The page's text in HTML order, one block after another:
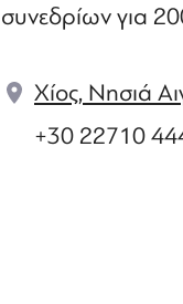
συνεδρίων για
Χίος, Νησιά
+30 22710